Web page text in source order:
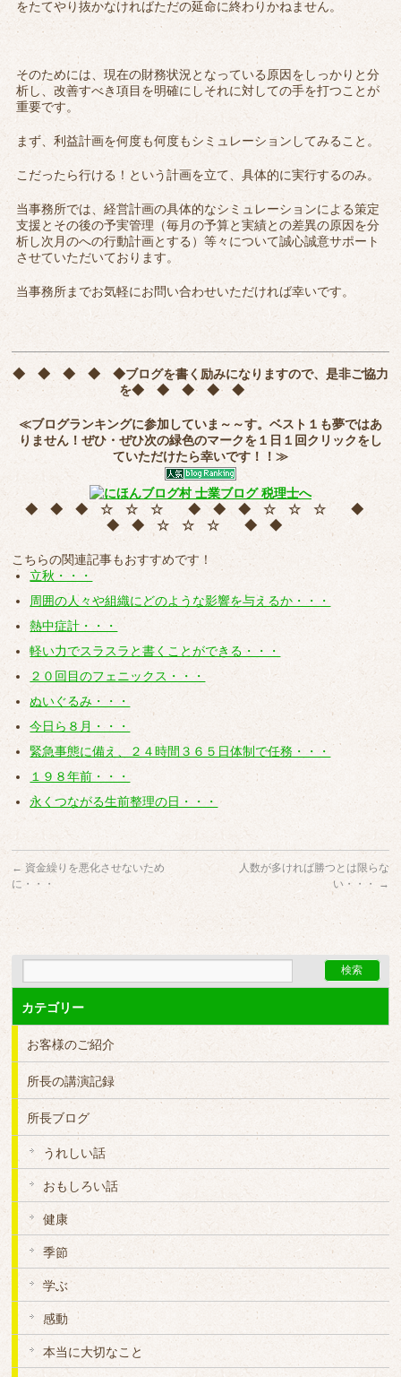
をたてやり抜かなければただの延命に終わりかねません。
そのためには、現在の財務状況となっている原因をしっかりと分
析し、改善すべき項目を明確にしそれに対しての手を打つことが
重要です。
まず、利益計画を何度も何度もシミュレーションしてみること。
こだったら行ける！という計画を立て、具体的に実行するのみ。
当事務所では、経営計画の具体的なシミュレーションによる策定
支援とその後の予実管理（毎月の予算と実績との差異の原因を分
析し次月のへの行動計画とする）等々について誠心誠意サポート
させていただいております。
当事務所までお気軽にお問い合わせいただければ幸いです。
◆ ◆ ◆ ◆ ◆ブログを書く励みになりますので、是非ご協力
を◆ ◆ ◆ ◆ ◆
≪ブログランキングに参加していま～～す。ベスト１も夢ではあ
りません！ぜひ・ぜひ次の緑色のマークを１日１回クリックをし
ていただけたら幸いです！！≫
◆ ◆ ◆ ☆ ☆ ☆ ◆ ◆ ◆ ☆ ☆ ☆ ◆
◆ ◆ ☆ ☆ ☆ ◆ ◆
こちらの関連記事もおすすめです！
立秋・・・
周囲の人々や組織にどのような影響を与えるか・・・
熱中症計・・・
軽い力でスラスラと書くことができる・・・
２０回目のフェニックス・・・
ぬいぐるみ・・・
今日ら８月・・・
緊急事態に備え、２４時間３６５日体制で任務・・・
１９８年前・・・
永くつながる生前整理の日・・・
← 資金繰りを悪化させないため
に・・・
人数が多ければ勝つとは限らな
い・・・
→
カテゴリー
お客様のご紹介
所長の講演記録
所長ブログ
うれしい話
おもしろい話
健康
季節
学ぶ
感動
本当に大切なこと